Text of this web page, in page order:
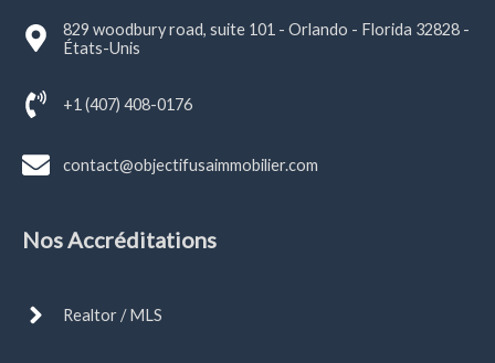
829 woodbury road, suite 101 - Orlando - Florida 32828 -
États-Unis
+1 (407) 408-0176
contact@objectifusaimmobilier.com
Nos Accréditations
Realtor / MLS